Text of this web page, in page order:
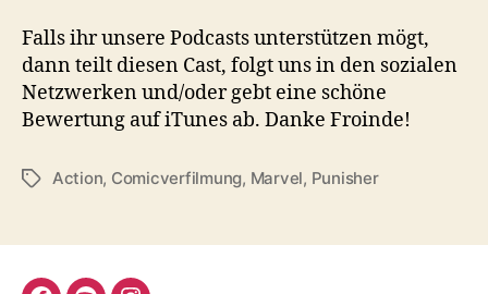
Falls ihr unsere Podcasts unterstützen mögt,
dann teilt diesen Cast, folgt uns in den sozialen
Netzwerken und/oder gebt eine schöne
Bewertung auf iTunes ab. Danke Froinde!
Schlagwörter
Action, Comicverfilmung, Marvel, Punisher